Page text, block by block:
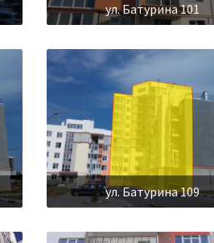
ул. Батурина 101
ул. Батурина 109